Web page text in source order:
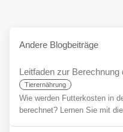
Andere Blogbeiträge
Tierernährung
Wie werden Futterkosten in
berechnet? Lernen Sie mit